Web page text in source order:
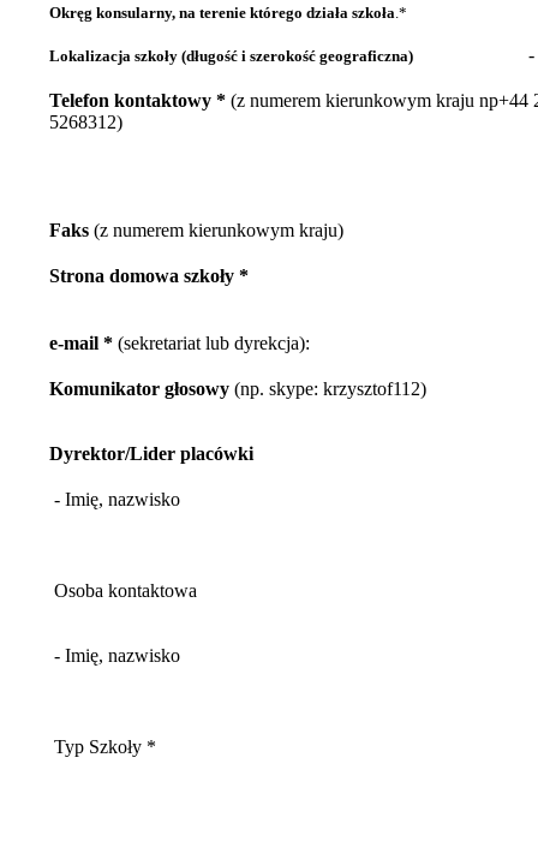
Okręg konsularny, na terenie którego działa szkoła .*
Lokalizacja szkoły (długość i szerokość geograficzna) -
Telefon kontaktowy * (z numerem kierunkowym kraju np+44
5268312)
Faks (z numerem kierunkowym kraju)
Strona domowa szkoły *
e-mail * (sekretariat lub dyrekcja):
Komunikator głosowy (np. skype: krzysztof112)
Dyrektor/Lider placówki
- Imię, nazwisko
Osoba kontaktowa
- Imię, nazwisko
Typ Szkoły *